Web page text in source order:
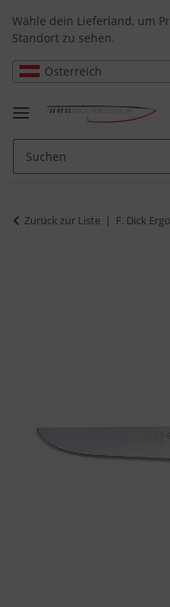
Wähle dein Lieferland, um
Standort zu sehen.
Österreich
Zurück zur Liste F. Dick